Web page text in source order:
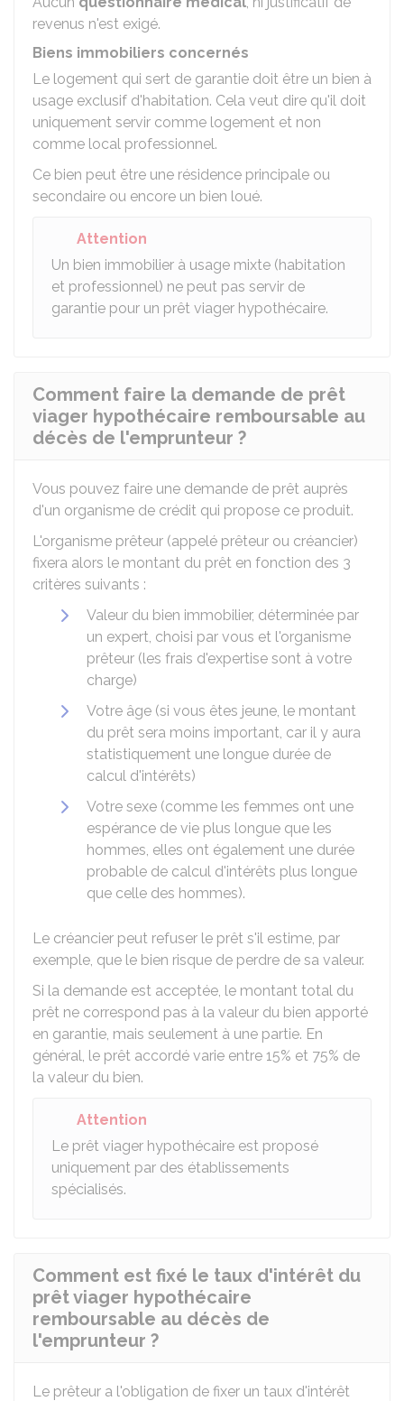
revenus n'est exigé.
Biens immobiliers concernés
Le logement qui sert de garantie doit être un bien à
usage exclusif d'habitation. Cela veut dire qu'il doit
uniquement servir comme logement et non
comme local professionnel.
Ce bien peut être une résidence principale ou
secondaire ou encore un bien loué.
Attention
Un bien immobilier à usage mixte (habitation
et professionnel) ne peut pas servir de
garantie pour un prêt viager hypothécaire.
Comment faire la demande de prêt
viager hypothécaire remboursable au
décès de l'emprunteur ?
Vous pouvez faire une demande de prêt auprès
d'un organisme de crédit qui propose ce produit.
L'organisme prêteur (appelé prêteur ou créancier)
fixera alors le montant du prêt en fonction des 3
critères suivants :
Valeur du bien immobilier, déterminée par
un expert, choisi par vous et l'organisme
prêteur (les frais d'expertise sont à votre
charge)
Votre âge (si vous êtes jeune, le montant
du prêt sera moins important, car il y aura
statistiquement une longue durée de
calcul d'intérêts)
Votre sexe (comme les femmes ont une
espérance de vie plus longue que les
hommes, elles ont également une durée
probable de calcul d'intérêts plus longue
que celle des hommes).
Le créancier peut refuser le prêt s'il estime, par
exemple, que le bien risque de perdre de sa valeur.
Si la demande est acceptée, le montant total du
prêt ne correspond pas à la valeur du bien apporté
en garantie, mais seulement à une partie. En
général, le prêt accordé varie entre 15% et 75% de
la valeur du bien.
Attention
Le prêt viager hypothécaire est proposé
uniquement par des établissements
spécialisés.
Comment est fixé le taux d'intérêt du
prêt viager hypothécaire
remboursable au décès de
l'emprunteur ?
Le prêteur a l'obligation de fixer un taux d'intérêt